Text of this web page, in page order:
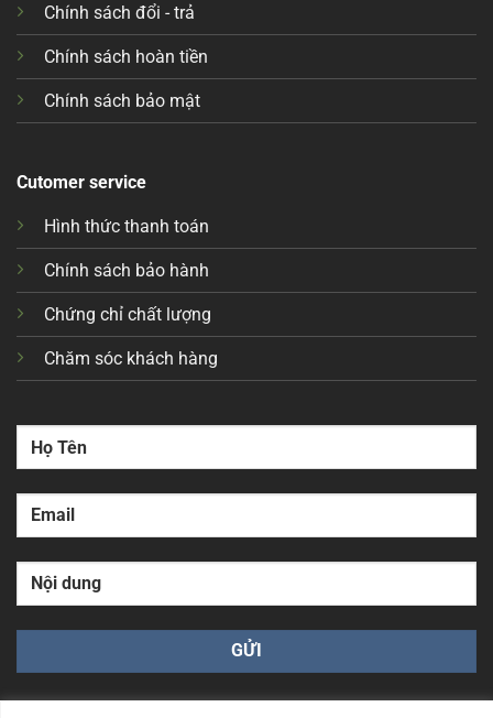
Chính sách đổi - trả
Chính sách hoàn tiền
Chính sách bảo mật
Cutomer service
Hình thức thanh toán
Chính sách bảo hành
Chứng chỉ chất lượng
Chăm sóc khách hàng